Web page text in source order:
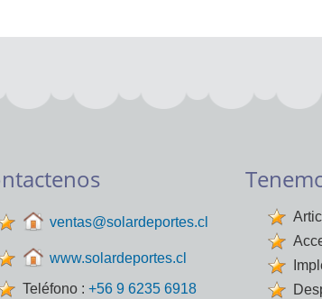
ventas@solardeportes.cl
www.solardeportes.cl
Teléfono : +56 9 6235 6918